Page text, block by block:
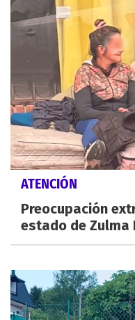
ATENCIÓN
Preocupación
estado de Zulma